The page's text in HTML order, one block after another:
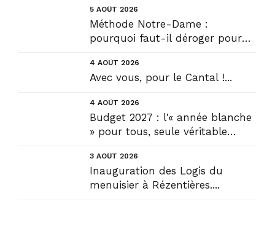
5 AOÛT 2026
Méthode Notre-Dame :
pourquoi faut-il déroger pour
4 AOÛT 2026
Avec vous, pour le Cantal !...
4 AOÛT 2026
Budget 2027 : l'« année blanche
» pour tous, seule véritable
3 AOÛT 2026
Inauguration des Logis du
menuisier à Rézentières....